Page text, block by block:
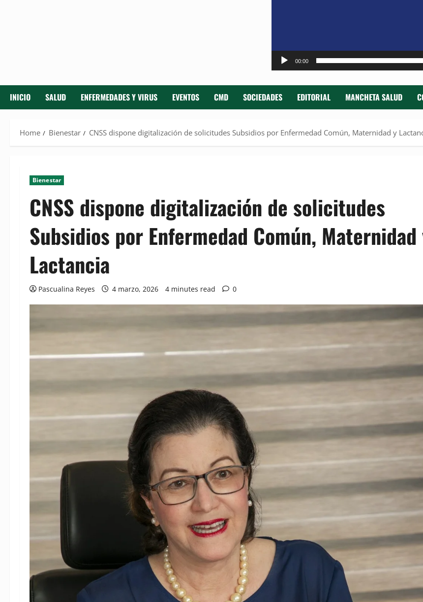
00:00
INICIO SALUD ENFERMEDADES Y VIRUS EVENTOS CMD SOCIEDADES EDITORIAL MANCHETA SALUD
Home Bienestar CNSS dispone digitalización de solicitudes Subsidios por Enfermedad Común, Maternidad y
Bienestar
CNSS dispone digitalización de solicitudes
Subsidios por Enfermedad Común, Maternidad
Lactancia
Pascualina Reyes 4 marzo, 2026 4 minutes read 0